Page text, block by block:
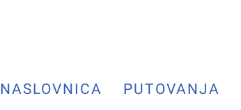
NASLOVNICA PUTOVANJA